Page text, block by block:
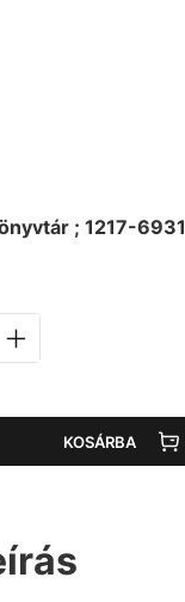
; 1217-6931
KOSÁRBA